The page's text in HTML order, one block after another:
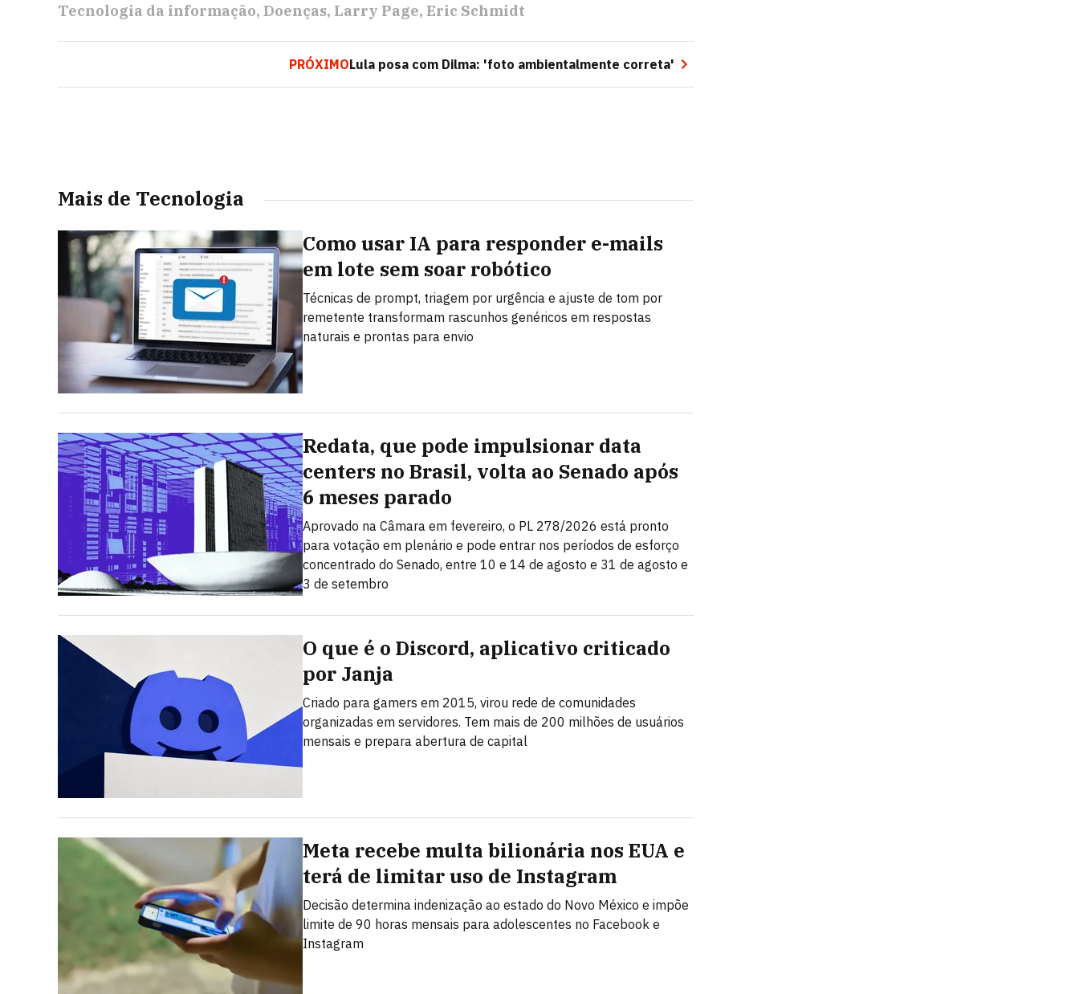
Tecnologia da informação Doenças Larry Page Eric Schmidt
PRÓXIMOLula posa com Dilma: 'foto ambientalmente correta'
Mais de Tecnologia
Como usar IA para responder e-mails
em lote sem soar robótico
Técnicas de prompt, triagem por urgência e ajuste de tom por
remetente transformam rascunhos genéricos em respostas
naturais e prontas para envio
Redata, que pode impulsionar data
centers no Brasil, volta ao Senado após
6 meses parado
Aprovado na Câmara em fevereiro, o PL 278/2026 está pronto
para votação em plenário e pode entrar nos períodos de esforço
concentrado do Senado, entre 10 e 14 de agosto e 31 de agosto e
3 de setembro
O que é o Discord, aplicativo criticado
por Janja
Criado para gamers em 2015, virou rede de comunidades
organizadas em servidores. Tem mais de 200 milhões de usuários
mensais e prepara abertura de capital
Meta recebe multa bilionária nos EUA e
terá de limitar uso de Instagram
Decisão determina indenização ao estado do Novo México e impõe
limite de 90 horas mensais para adolescentes no Facebook e
Instagram